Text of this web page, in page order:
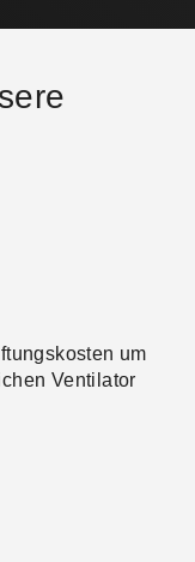
um
Ventilator